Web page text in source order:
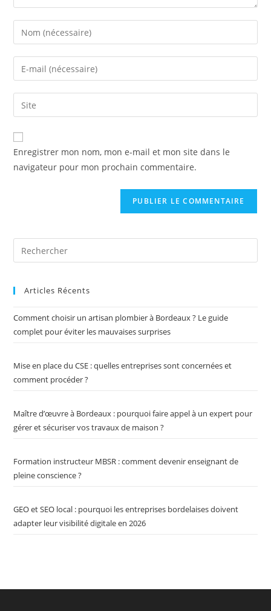
Enregistrer mon nom, mon e-mail et mon site dans le
navigateur pour mon prochain commentaire.
Articles Récents
Comment choisir un artisan plombier à Bordeaux ? Le guide
complet pour éviter les mauvaises surprises
Mise en place du CSE : quelles entreprises sont concernées et
comment procéder ?
Maître d’œuvre à Bordeaux : pourquoi faire appel à un expert pour
gérer et sécuriser vos travaux de maison ?
Formation instructeur MBSR : comment devenir enseignant de
pleine conscience ?
GEO et SEO local : pourquoi les entreprises bordelaises doivent
adapter leur visibilité digitale en 2026